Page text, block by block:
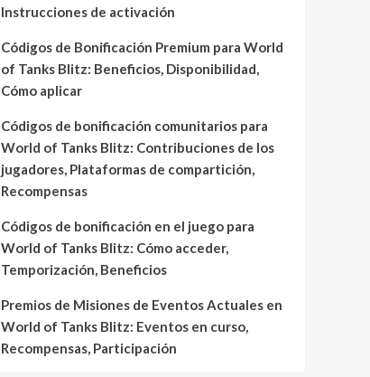
Instrucciones de activación
Códigos de Bonificación Premium para World
of Tanks Blitz: Beneficios, Disponibilidad,
Cómo aplicar
Códigos de bonificación comunitarios para
World of Tanks Blitz: Contribuciones de los
jugadores, Plataformas de compartición,
Recompensas
Códigos de bonificación en el juego para
World of Tanks Blitz: Cómo acceder,
Temporización, Beneficios
Premios de Misiones de Eventos Actuales en
World of Tanks Blitz: Eventos en curso,
Recompensas, Participación